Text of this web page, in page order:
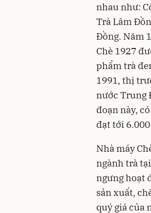
nhau như:
Trà Lâm
Đồng. Năm
Chè 1927
phẩm trà
1991, thị
nước Trung
đoạn này,
đạt tới
Nhà máy
ngành trà
ngưng hoạt
sản xuất,
quý giá của